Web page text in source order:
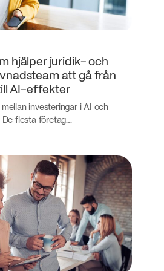
hjälper juridik- och
att gå från
AI-effekter
investeringar i AI och
De flesta företag…